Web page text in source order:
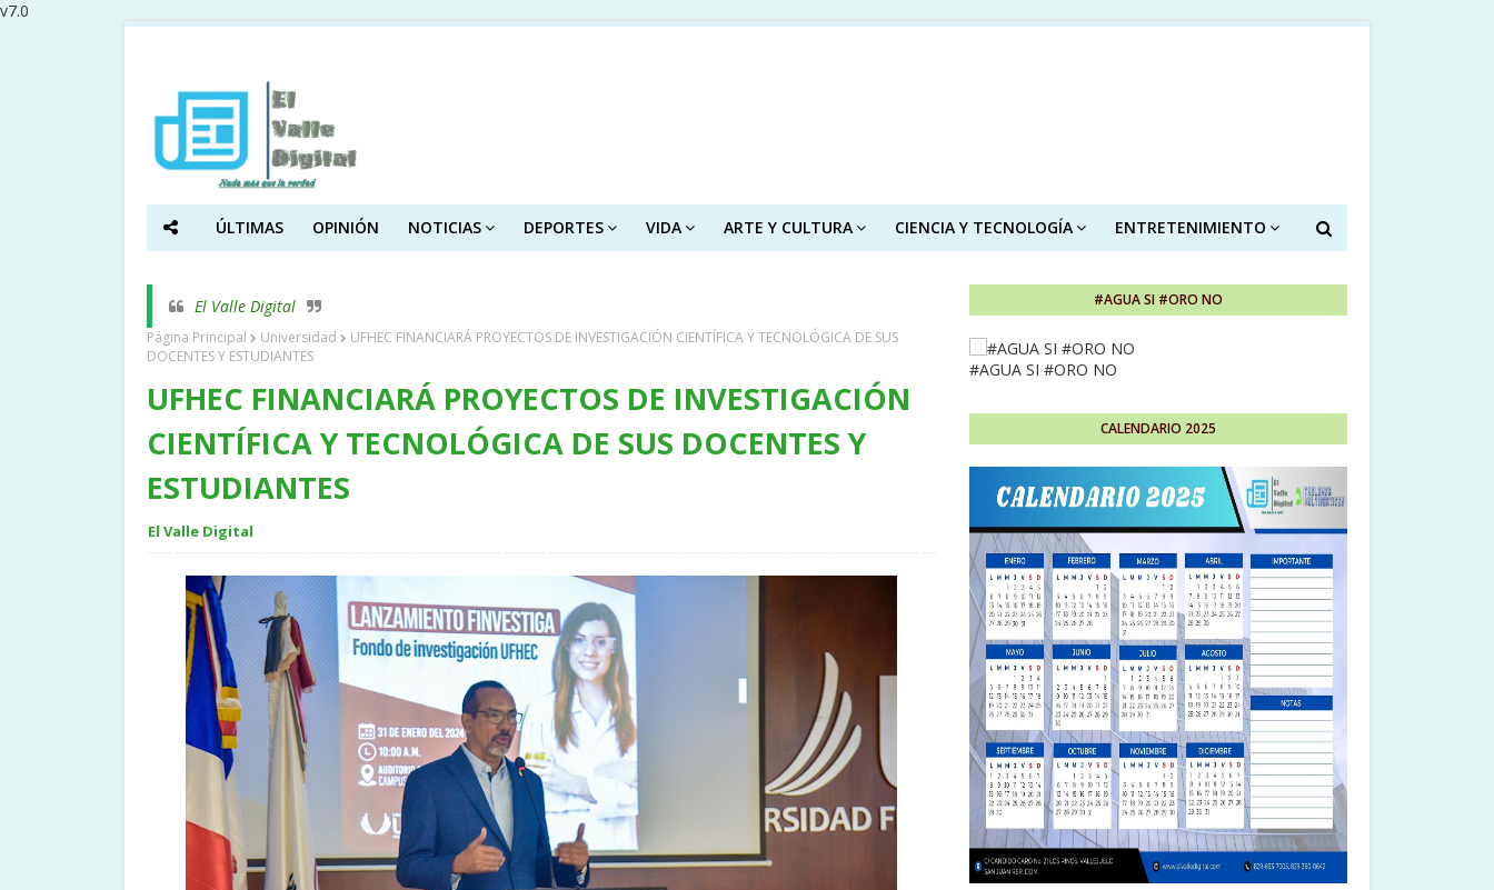
v7.0
ÚLTIMAS OPINIÓN NOTICIAS DEPORTES VIDA ARTE Y CULTURA CIENCIA Y TECNOLOGÍA ENTRETENIMIENTO
El Valle Digital
Página Principal Universidad
UFHEC FINANCIARÁ PROYECTOS DE INVESTIGACIÓN CIENTÍFICA Y TECNOLÓGICA DE SUS
DOCENTES Y ESTUDIANTES
UFHEC FINANCIARÁ PROYECTOS DE INVESTIGACIÓN
CIENTÍFICA Y TECNOLÓGICA DE SUS DOCENTES Y
ESTUDIANTES
El Valle Digital
#AGUA SI #ORO NO
#AGUA SI #ORO NO
CALENDARIO 2025